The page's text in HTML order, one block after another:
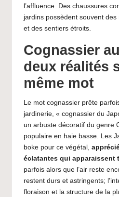
l’affluence. Des chaussures
jardins possèdent souvent
et des sentiers étroits.
Cognassier
deux réalités
même mot
Le mot cognassier prête
jardinerie, « cognassier du
un arbuste décoratif du genre
populaire en haie basse. Les
boke pour ce végétal,
éclatantes qui apparaissent
parfois alors que l’air reste
restent durs et astringents;
floraison et la structure de la